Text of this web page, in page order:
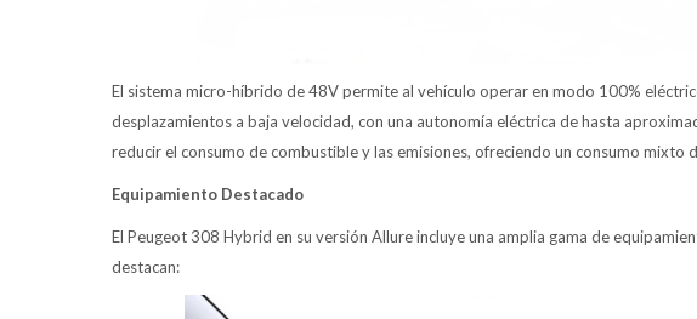
El sistema micro-híbrido de 48V permite al vehículo operar en modo 100%
desplazamientos a baja velocidad, con una autonomía eléctrica de hasta
reducir el consumo de combustible y las emisiones, ofreciendo un consumo mixto
Equipamiento Destacado
El Peugeot 308 Hybrid en su versión Allure incluye una amplia gama de
destacan: